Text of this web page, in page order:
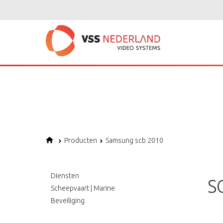
: Trying to get property of non-object in
: Undefined offset: 1 in/home/vssned01/domains/
Producten Samsung scb 2010
Diensten
Scheepvaart | Marine
Beveiliging